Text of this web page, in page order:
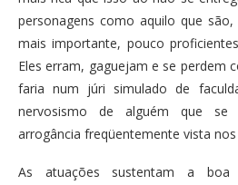
personagens como aquilo que
mais importante, pouco
Eles erram, gaguejam e se perdem
faria num júri simulado de
nervosismo de alguém que se
arrogância freqüentemente vista
As atuações sustentam a